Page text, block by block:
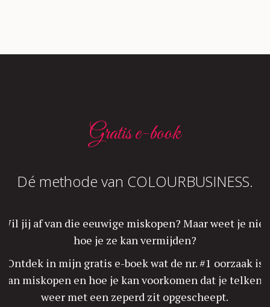
Gratis e-book
Dé methode van COLOURBUSINESS.
Wil jij af van die eeuwige miskopen? Maar weet je niet
hoe je ze kan vermijden?
Ontdek in mijn gratis e-boek wat de nr. #1 oorzaak is
van miskopen en hoe je kan voorkomen dat je telkens
weer met een zeperd zit opgescheept.